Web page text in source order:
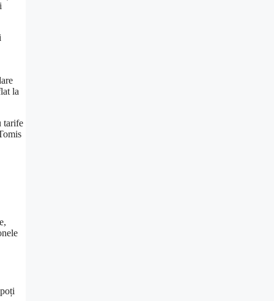
la
tarife